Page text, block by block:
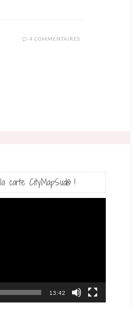
4 COMMENTAIRES
carte CityMapSud® !
13:42